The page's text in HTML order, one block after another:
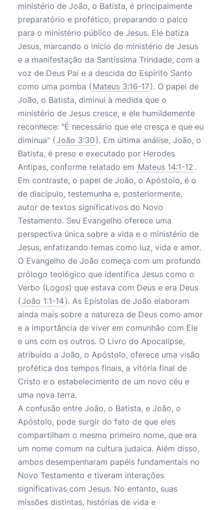
ministério de João, o Batista, é principalmente
preparatório e profético, preparando o palco
para o ministério público de Jesus. Ele batiza
Jesus, marcando o início do ministério de Jesus
e a manifestação da Santíssima Trindade, com a
voz de Deus Pai e a descida do Espírito Santo
como uma pomba ( Mateus 3:16-17). O papel de
João, o Batista, diminui à medida que o
ministério de Jesus cresce, e ele humildemente
reconhece: "É necessário que ele cresça e que eu
diminua" (João 3:30 ). Em última análise, João, o
Batista, é preso e executado por Herodes
Antipas, conforme relatado em Mateus 14:1-12 .
Em contraste, o papel de João, o Apóstolo, é o
de discípulo, testemunha e, posteriormente,
autor de textos significativos do Novo
Testamento. Seu Evangelho oferece uma
perspectiva única sobre a vida e o ministério de
Jesus, enfatizando temas como luz, vida e amor.
O Evangelho de João começa com um profundo
prólogo teológico que identifica Jesus como o
Verbo (Logos) que estava com Deus e era Deus
(João 1:1-14). As Epístolas de João elaboram
ainda mais sobre a natureza de Deus como amor
e a importância de viver em comunhão com Ele
e uns com os outros. O Livro do Apocalipse,
atribuído a João, o Apóstolo, oferece uma visão
profética dos tempos finais, a vitória final de
Cristo e o estabelecimento de um novo céu e
uma nova terra.
A confusão entre João, o Batista, e João, o
Apóstolo, pode surgir do fato de que eles
compartilham o mesmo primeiro nome, que era
um nome comum na cultura judaica. Além disso,
ambos desempenharam papéis fundamentais no
Novo Testamento e tiveram interações
significativas com Jesus. No entanto, suas
missões distintas, histórias de vida e